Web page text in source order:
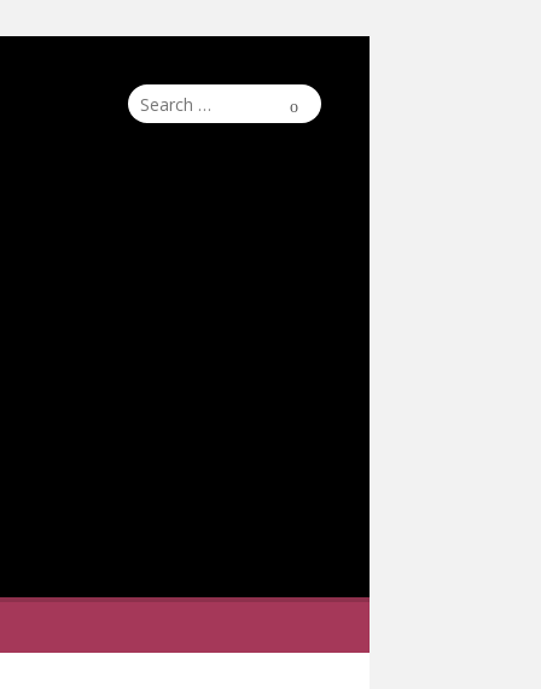
Search
for:
Search